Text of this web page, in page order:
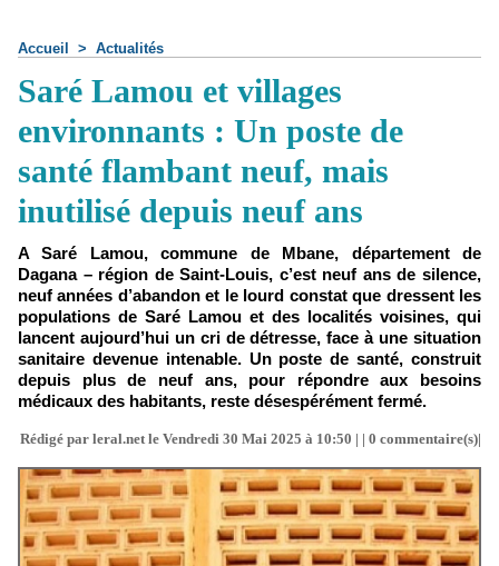
Accueil > Actualités
Saré Lamou et villages
environnants : Un poste de
santé flambant neuf, mais
inutilisé depuis neuf ans
A Saré Lamou, commune de Mbane, département de
Dagana – région de Saint-Louis, c’est neuf ans de silence,
neuf années d’abandon et le lourd constat que dressent les
populations de Saré Lamou et des localités voisines, qui
lancent aujourd’hui un cri de détresse, face à une situation
sanitaire devenue intenable. Un poste de santé, construit
depuis plus de neuf ans, pour répondre aux besoins
médicaux des habitants, reste désespérément fermé.
Rédigé par leral.net le Vendredi 30 Mai 2025 à 10:50 | | 0 commentaire(s)|